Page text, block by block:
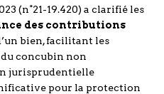
(n°21-19.420) a clarifié les
des contributions
bien, facilitant les
concubin non
jurisprudentielle
pour la protection